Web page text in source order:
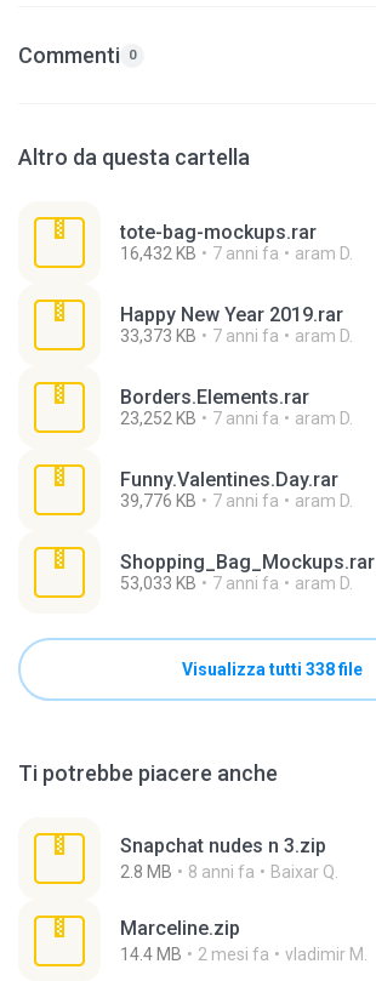
Commenti 0
Altro da questa cartella
tote-bag-mockups.rar
16,432 KB 7 anni fa aram D.
Happy New Year 2019.rar
33,373 KB 7 anni fa aram D.
Borders.Elements.rar
23,252 KB 7 anni fa aram D.
Funny.Valentines.Day.rar
39,776 KB 7 anni fa aram D.
Shopping_Bag_Mockups.rar
53,033 KB 7 anni fa aram D.
Visualizza tutti 338 file
Ti potrebbe piacere anche
Snapchat nudes n 3.zip
2.8 MB 8 anni fa Baixar Q.
Marceline.zip
14.4 MB 2 mesi fa vladimir M.